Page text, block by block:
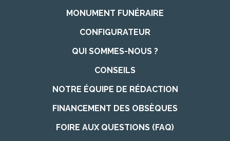
MONUMENT FUNÉRAIRE
CONFIGURATEUR
QUI SOMMES-NOUS ?
CONSEILS
NOTRE ÉQUIPE DE RÉDACTION
FINANCEMENT DES OBSÈQUES
FOIRE AUX QUESTIONS (FAQ)